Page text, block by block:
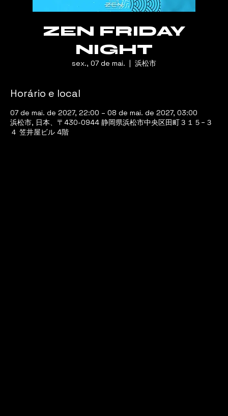
ZEN FRIDAY
NIGHT
sex., 07 de mai.
  |
浜松市
Horário e local
07 de mai. de 2027, 22:00 – 08 de mai. de 2027, 03:00
浜松市, 日本、〒430-0944 静岡県浜松市中央区田町３１５−３
４ 笠井屋ビル 4階